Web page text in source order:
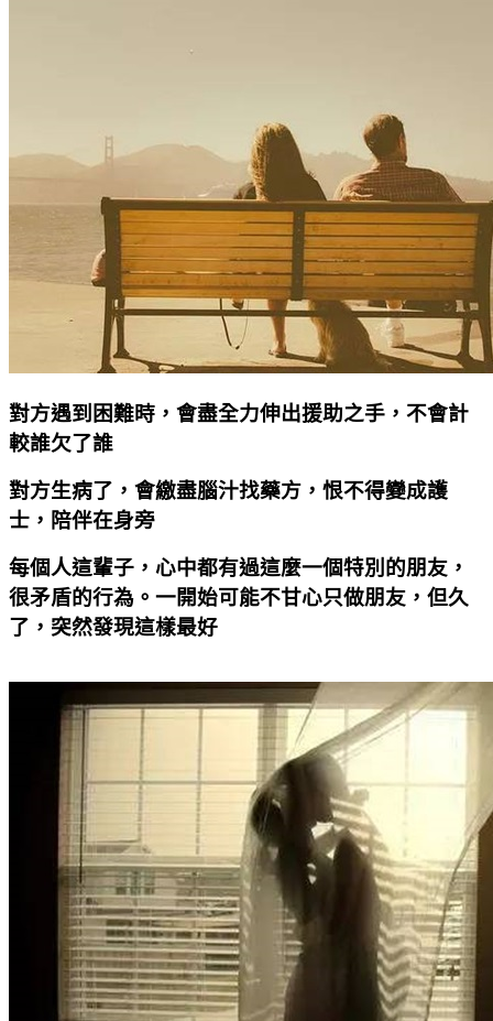
對方遇到困難時，會盡全力伸出援助之手，不會計
較誰欠了誰
對方生病了，會繳盡腦汁找藥方，恨不得變成護
士，陪伴在身旁
每個人這輩子，心中都有過這麼一個特別的朋友，
很矛盾的行為。一開始可能不甘心只做朋友，但久
了，突然發現這樣最好